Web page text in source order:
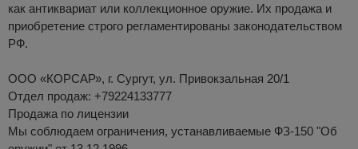
как антиквариат или коллекционное оружие. Их продажа и
приобретение строго регламентированы законодательством
РФ.
ООО «КОРСАР», г. Сургут, ул. Привокзальная 20/1
Отдел продаж: +79224133777
Продажа по лицензии
Мы соблюдаем ограничения, устанавливаемые ФЗ-150 "Об